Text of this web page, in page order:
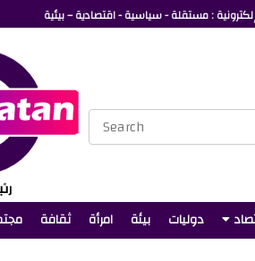
: مستقلة - سياسية - اقتصادية – بيئية
ثقافة امرأة بيئة دوليات